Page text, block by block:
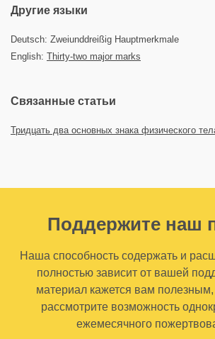
Другие языки
Deutsch: Zweiunddreißig Hauptmerkmale
English: Thirty-two major marks
Связанные статьи
Тридцать два основных знака физического
Поддержите наш
Наша способность содержать и
полностью зависит от вашей
материал кажется вам
рассмотрите возможность
ежемесячного